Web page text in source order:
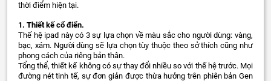
thời điểm hiện tại.
1. Thiết kế cổ điển.
Thế hệ ipad này có 3 sự lựa chọn về màu sắc cho người dùng: vàng,
bạc, xám. Người dùng sẽ lựa chọn tùy thuộc theo sở thích cũng như
phong cách của riêng bản thân.
Tổng thể, thiết kế không có sự thay đổi nhiều so với thế hệ trước. Mọi
đường nét tinh tế, sự đơn giản được thừa hưởng trên phiên bản Gen